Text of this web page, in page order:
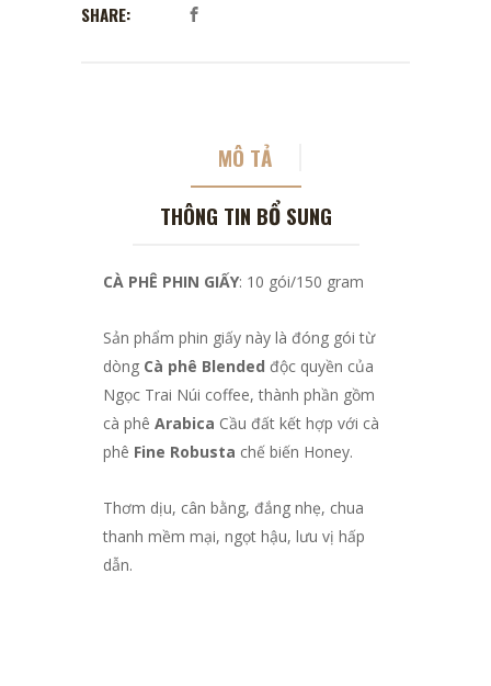
SHARE:
MÔ TẢ
THÔNG TIN BỔ SUNG
CÀ PHÊ PHIN GIẤY: 10 gói/150 gram
Sản phẩm phin giấy này là đóng gói từ
dòng Cà phê Blended độc quyền của
Ngọc Trai Núi coffee, thành phần gồm
cà phê Arabica Cầu đất kết hợp với cà
phê Fine Robusta chế biến Honey.
Thơm dịu, cân bằng, đắng nhẹ, chua
thanh mềm mại, ngọt hậu, lưu vị hấp
dẫn.